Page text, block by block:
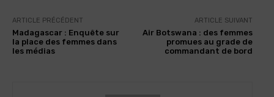
ARTICLE PRÉCÉDENT
Madagascar : Enquête sur
la place des femmes dans
les médias
ARTICLE SUIVANT
Air Botswana : des femmes
promues au grade de
commandant de bord